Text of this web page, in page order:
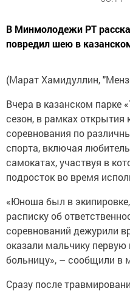
В Минмолодежи РТ
повредил шею в
(Марат Хамидуллин,
Вчера в казанском парке
сезон, в рамках открытия
соревнования по
спорта, включая
самокатах, участвуя в
подросток во время
«Юноша был в
расписку об
соревнований дежурили
оказали мальчику
больницу», – сообщили в
Сразу после